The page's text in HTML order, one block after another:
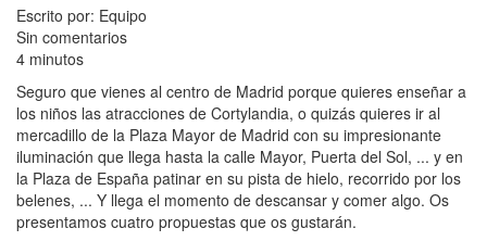
Escrito por: Equipo
Sin comentarios
4 minutos
Seguro que vienes al centro de Madrid porque quieres enseñar a
los niños las atracciones de Cortylandia, o quizás quieres ir al
mercadillo de la Plaza Mayor de Madrid con su impresionante
iluminación que llega hasta la calle Mayor, Puerta del Sol, ... y en
la Plaza de España patinar en su pista de hielo, recorrido por los
belenes, ... Y llega el momento de descansar y comer algo. Os
presentamos cuatro propuestas que os gustarán.